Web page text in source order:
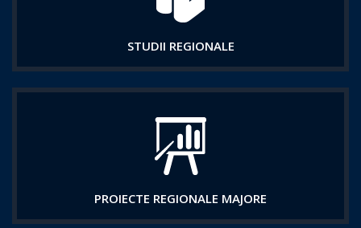
STUDII REGIONALE
PROIECTE REGIONALE MAJORE